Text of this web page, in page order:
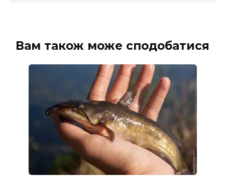
Вам також може сподобатися